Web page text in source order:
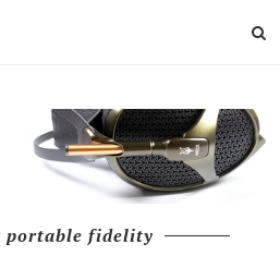
portable fidelity